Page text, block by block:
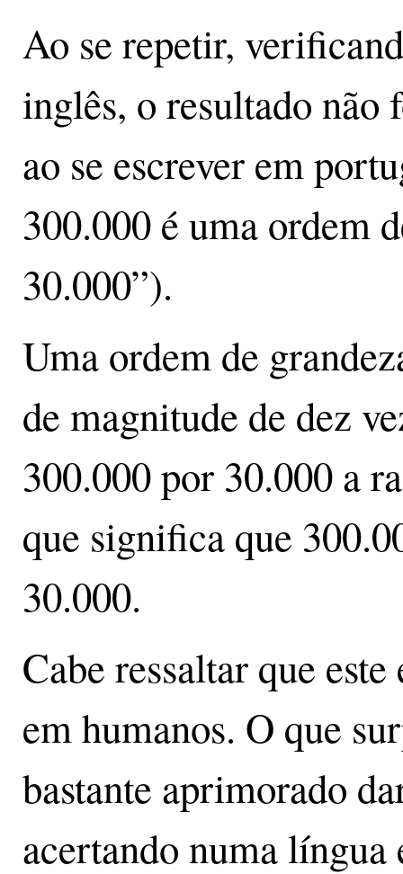
Ao se repetir,
inglês, o resultado não
ao se escrever em
300.000 é uma ordem
30.000”).
Uma ordem de
de magnitude de dez
300.000 por 30.000 a
que significa que
30.000.
Cabe ressaltar que
em humanos. O que
bastante aprimorado
acertando numa língua